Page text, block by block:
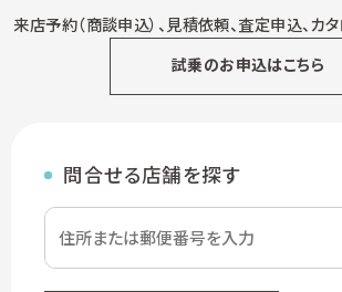
来店予約（商談申込）、見積依頼、査定申込、カ
試乗のお申込はこちら
問合せる店舗を探す